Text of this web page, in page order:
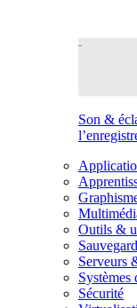
Son &
Outils &
Serveurs
Systèmes
Sécurité